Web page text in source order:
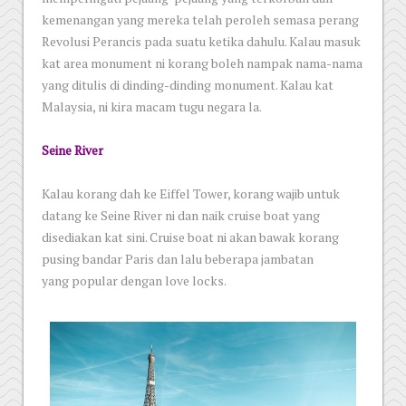
kemenangan yang mereka telah peroleh semasa perang
Revolusi Perancis pada suatu ketika dahulu. Kalau masuk
kat area monument ni korang boleh nampak nama-nama
yang ditulis di dinding-dinding monument. Kalau kat
Malaysia, ni kira macam tugu negara la.
Seine River
Kalau korang dah ke Eiffel Tower, korang wajib untuk
datang ke Seine River ni dan naik cruise boat yang
disediakan kat sini. Cruise boat ni akan bawak korang
pusing bandar Paris dan lalu beberapa jambatan
yang popular dengan love locks.